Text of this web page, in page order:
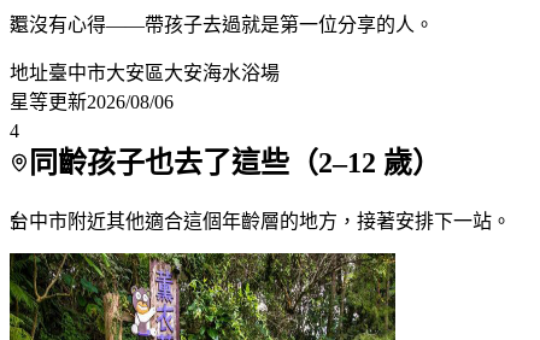
3
4
5
6
還沒有心得——帶孩子去過就是第一位分享的人。
地址臺中市大安區大安海水浴場
星等更新2026/08/06
同齡孩子也去了這些（2–12 歲）
台中市附近其他適合這個年齡層的地方，接著安排下一站。